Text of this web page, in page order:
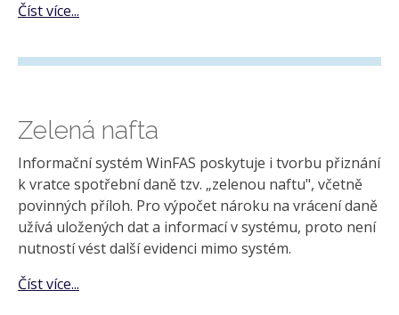
Číst více...
Zelená nafta
Informační systém WinFAS poskytuje i tvorbu přiznání
k vratce spotřební daně tzv. „zelenou naftu", včetně
povinných příloh. Pro výpočet nároku na vrácení daně
užívá uložených dat a informací v systému, proto není
nutností vést další evidenci mimo systém.
Číst více...